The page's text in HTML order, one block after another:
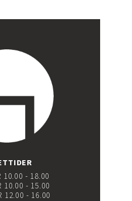
10.00 - 18.00
10.00 - 15.00
12.00 - 16.00